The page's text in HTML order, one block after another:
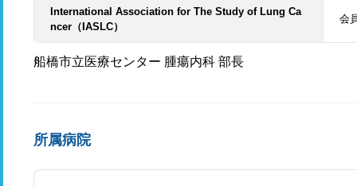
International Association for The Study of Lung Ca
ncer（IASLC）
会
船橋市立医療センター 腫瘍内科 部長
所属病院